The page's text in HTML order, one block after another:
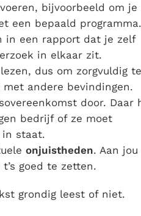
bijvoorbeeld om je
een bepaald programma.
in een rapport dat je zelf
in elkaar zit.
dus om zorgvuldig te
andere bevindingen.
door. Daar
bedrijf of ze moet
staat.
onjuistheden. Aan jou
goed te zetten.
grondig leest of niet.